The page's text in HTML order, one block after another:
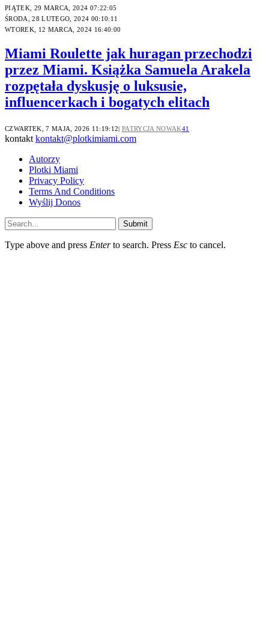
PIĄTEK, 29 MARCA, 2024 07:22:05
ŚRODA, 28 LUTEGO, 2024 00:10:11
WTOREK, 12 MARCA, 2024 16:40:00
Miami Roulette jak huragan przechodzi
przez Miami. Książka Samuela Arakela
rozpętała dyskusję o luksusie,
influencerkach i bogatych elitach
CZWARTEK, 7 MAJA, 2026 11:19:12 PATRYCJA NOWAK41
kontakt kontakt@plotkimiami.com
Autorzy
Plotki Miami
Privacy Policy
Terms And Conditions
Wyślij Donos
Submit
Type above and press Enterto search. Press Esc to cancel.